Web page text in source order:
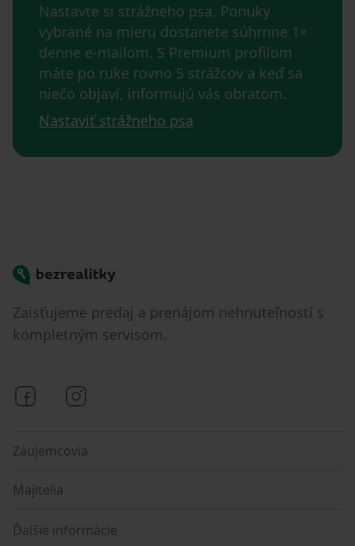
Nastavte si strážneho psa. Ponuky
vybrané na mieru dostanete súhrnne 1×
denne e-mailom. S Premium profilom
máte po ruke rovno 5 strážcov a keď sa
niečo objaví, informujú vás obratom.
Nastaviť strážneho psa
Bezrealitky
Zaisťujeme predaj a prenájom nehnuteľností s
kompletným servisom.
Bezrealitky na Facebooku
Záujemcovia
Majitelia
Ďalšie informácie